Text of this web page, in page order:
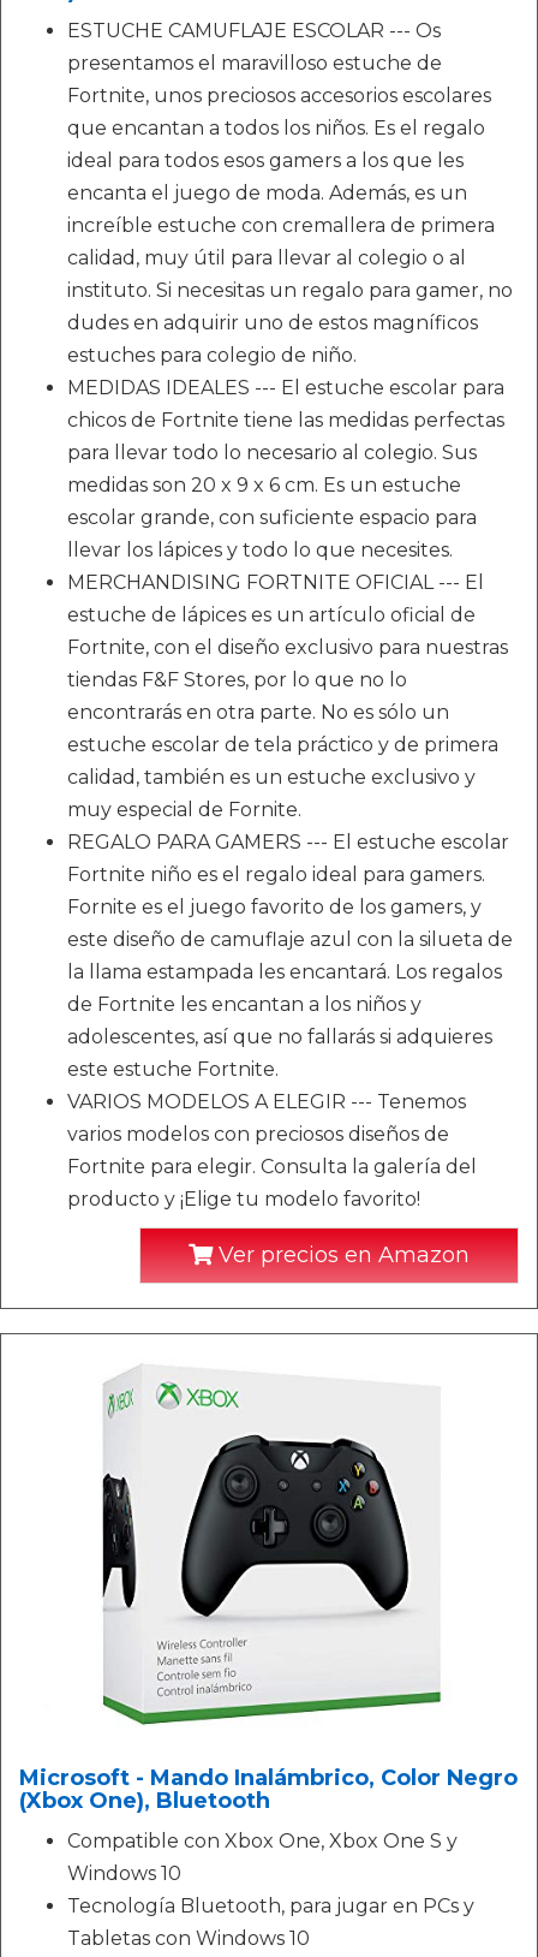
ESTUCHE CAMUFLAJE ESCOLAR --- Os
presentamos el maravilloso estuche de
Fortnite, unos preciosos accesorios escolares
que encantan a todos los niños. Es el regalo
ideal para todos esos gamers a los que les
encanta el juego de moda. Además, es un
increíble estuche con cremallera de primera
calidad, muy útil para llevar al colegio o al
instituto. Si necesitas un regalo para gamer, no
dudes en adquirir uno de estos magníficos
estuches para colegio de niño.
MEDIDAS IDEALES --- El estuche escolar para
chicos de Fortnite tiene las medidas perfectas
para llevar todo lo necesario al colegio. Sus
medidas son 20 x 9 x 6 cm. Es un estuche
escolar grande, con suficiente espacio para
llevar los lápices y todo lo que necesites.
MERCHANDISING FORTNITE OFICIAL --- El
estuche de lápices es un artículo oficial de
Fortnite, con el diseño exclusivo para nuestras
tiendas F&F Stores, por lo que no lo
encontrarás en otra parte. No es sólo un
estuche escolar de tela práctico y de primera
calidad, también es un estuche exclusivo y
muy especial de Fornite.
REGALO PARA GAMERS --- El estuche escolar
Fortnite niño es el regalo ideal para gamers.
Fornite es el juego favorito de los gamers, y
este diseño de camuflaje azul con la silueta de
la llama estampada les encantará. Los regalos
de Fortnite les encantan a los niños y
adolescentes, así que no fallarás si adquieres
este estuche Fortnite.
VARIOS MODELOS A ELEGIR --- Tenemos
varios modelos con preciosos diseños de
Fortnite para elegir. Consulta la galería del
producto y ¡Elige tu modelo favorito!
Ver precios en Amazon
Microsoft - Mando Inalámbrico, Color Negro
(Xbox One), Bluetooth
Compatible con Xbox One, Xbox One S y
Windows 10
Tecnología Bluetooth, para jugar en PCs y
Tabletas con Windows 10